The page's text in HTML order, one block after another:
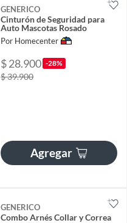
GENERICO
Cinturón de Seguridad para
Auto Mascotas Rosado
Por Homecenter
$ 28.900 -28%
$ 39.900
Agregar
GENERICO
Combo Arnés Collar y Correa